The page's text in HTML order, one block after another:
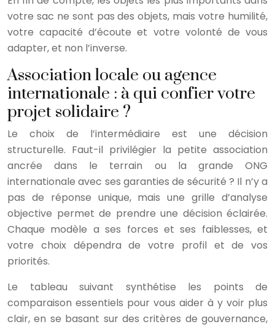
votre sac ne sont pas des objets, mais votre humilité,
votre capacité d’écoute et votre volonté de vous
adapter, et non l’inverse.
Association locale ou agence
internationale : à qui confier votre
projet solidaire ?
Le choix de l’intermédiaire est une décision
structurelle. Faut-il privilégier la petite association
ancrée dans le terrain ou la grande ONG
internationale avec ses garanties de sécurité ? Il n’y a
pas de réponse unique, mais une grille d’analyse
objective permet de prendre une décision éclairée.
Chaque modèle a ses forces et ses faiblesses, et
votre choix dépendra de votre profil et de vos
priorités.
Le tableau suivant synthétise les points de
comparaison essentiels pour vous aider à y voir plus
clair, en se basant sur des critères de gouvernance,